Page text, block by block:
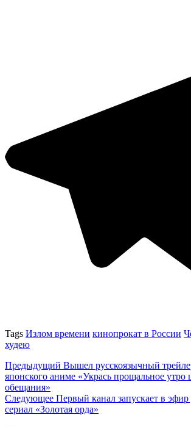
Tags Излом времени кинопрокат в России
худею
Предыдущий Вышел русскоязычный
японского аниме «Укрась прощальное утро
обещания»
Следующее Первый канал запускает в
сериал «Золотая орда»